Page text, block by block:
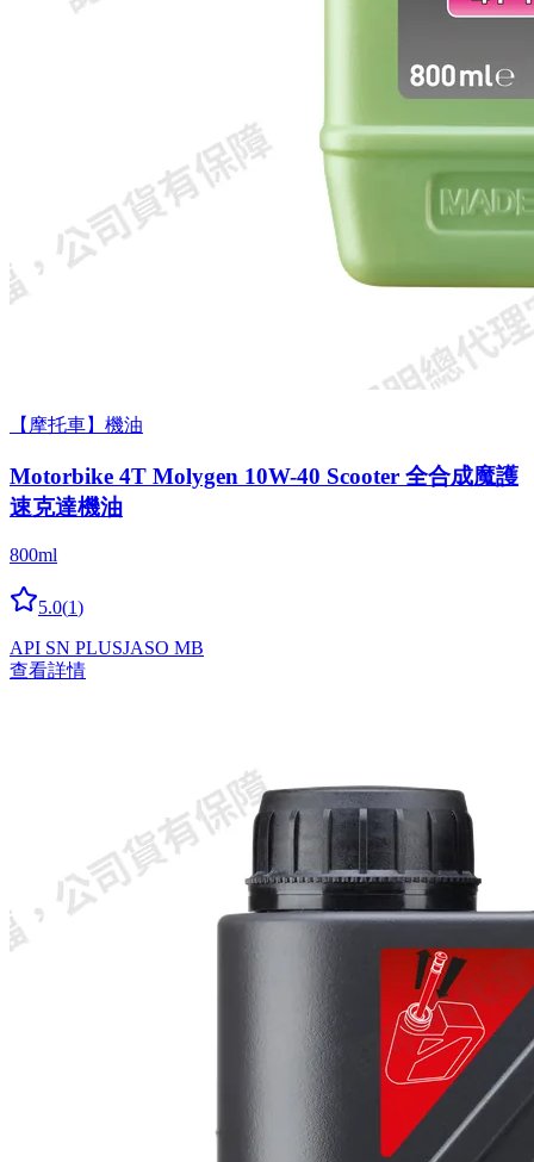
【摩托車】機油
Motorbike 4T Molygen 10W-40 Scooter 全合成魔護
速克達機油
800ml
5.0(1)
API SN PLUSJASO MB
查看詳情